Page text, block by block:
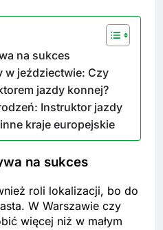
na sukces
w jeździectwie: Czy
jazdy konnej?
Instruktor jazdy
kraje europejskie
na sukces
roli lokalizacji, bo do
W Warszawie czy
więcej niż w małym